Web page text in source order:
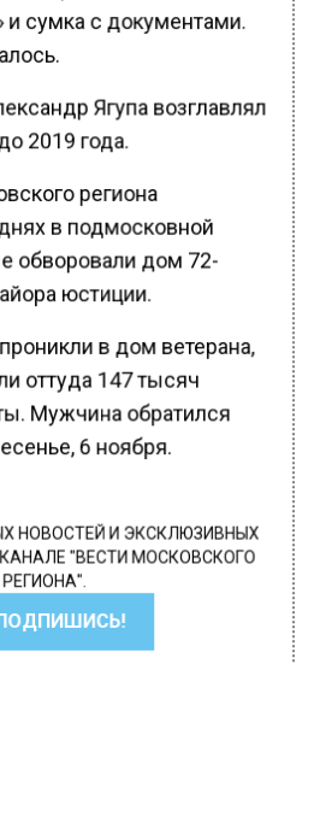
сумка с документами.
Ягупа возглавлял
2019 года.
региона
в подмосковной
обворовали дом 72-
юстиции.
в дом ветерана,
оттуда 147 тысяч
Мужчина обратился
6 ноября.
НОВОСТЕЙ И ЭКСКЛЮЗИВНЫХ
"ВЕСТИ МОСКОВСКОГО
РЕГИОНА".